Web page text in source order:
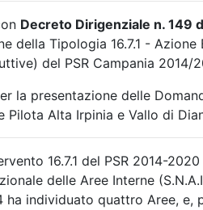
Decreto Dirigenziale n. 149
della Tipologia 16.7.1 -
del PSR Campania 2014/
la presentazione delle
Pilota Alta Irpinia e Vallo di
16.7.1 del PSR 2014-
delle Aree Interne
ha individuato quattro Aree,